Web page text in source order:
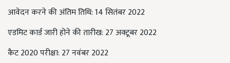
आवेदन करने की अंतिम तिथि: 14 सितंबर 2022
एडमिट कार्ड जारी होने की तारीख: 27 अक्टूबर 2022
कैट 2020 परीक्षा: 27 नवंबर 2022